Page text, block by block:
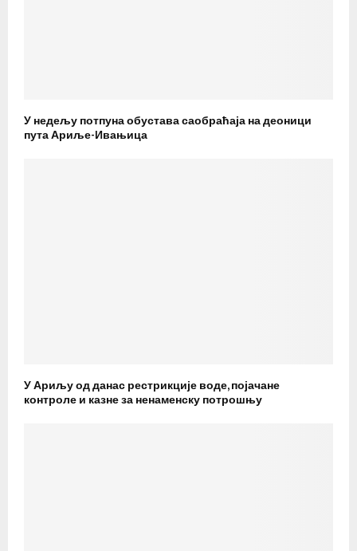
У недељу потпуна обустава саобраћаја на деоници
пута Ариље-Ивањица
У Ариљу од данас рестрикције воде, појачане
контроле и казне за ненаменску потрошњу